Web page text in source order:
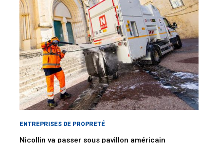
ENTREPRISES DE PROPRETÉ
Nicollin va passer sous pavillon américain